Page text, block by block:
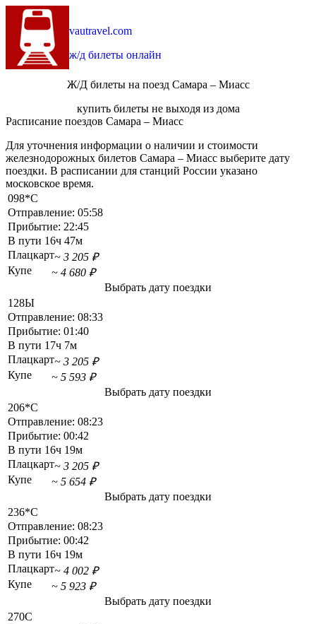
vautravel.com
ж/д билеты онлайн
Ж/Д билеты на поезд Самара – Миасс
купить билеты не выходя из дома
Расписание поездов Самара – Миасс
Для уточнения информации о наличии и стоимости
железнодорожных билетов Самара – Миасс выберите дату
поездки. В расписании для станций России указано
московское время.
098*С
Отправление: 05:58
Прибытие: 22:45
В пути 16ч 47м
Плацкарт~ 3 205 ₽
Купе
~ 4 680 ₽
Выбрать дату поездки
128Ы
Отправление: 08:33
Прибытие: 01:40
В пути 17ч 7м
Плацкарт~ 3 205 ₽
Купе
~ 5 593 ₽
Выбрать дату поездки
206*С
Отправление: 08:23
Прибытие: 00:42
В пути 16ч 19м
Плацкарт~ 3 205 ₽
Купе
~ 5 654 ₽
Выбрать дату поездки
236*С
Отправление: 08:23
Прибытие: 00:42
В пути 16ч 19м
Плацкарт~ 4 002 ₽
Купе
~ 5 923 ₽
Выбрать дату поездки
270С